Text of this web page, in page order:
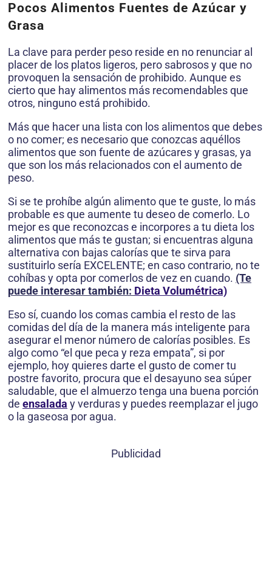
Pocos Alimentos Fuentes de Azúcar y
Grasa
La clave para perder peso reside en no renunciar al
placer de los platos ligeros, pero sabrosos y que no
provoquen la sensación de prohibido. Aunque es
cierto que hay alimentos más recomendables que
otros, ninguno está prohibido.
Más que hacer una lista con los alimentos que debes
o no comer; es necesario que conozcas aquéllos
alimentos que son fuente de azúcares y grasas, ya
que son los más relacionados con el aumento de
peso.
Si se te prohíbe algún alimento que te guste, lo más
probable es que aumente tu deseo de comerlo. Lo
mejor es que reconozcas e incorpores a tu dieta los
alimentos que más te gustan; si encuentras alguna
alternativa con bajas calorías que te sirva para
sustituirlo sería EXCELENTE; en caso contrario, no te
cohíbas y opta por comerlos de vez en cuando. (Te
puede interesar también: Dieta Volumétrica)
Eso sí, cuando los comas cambia el resto de las
comidas del día de la manera más inteligente para
asegurar el menor número de calorías posibles. Es
algo como “el que peca y reza empata”, si por
ejemplo, hoy quieres darte el gusto de comer tu
postre favorito, procura que el desayuno sea súper
saludable, que el almuerzo tenga una buena porción
de ensalada y verduras y puedes reemplazar el jugo
o la gaseosa por agua.
Publicidad